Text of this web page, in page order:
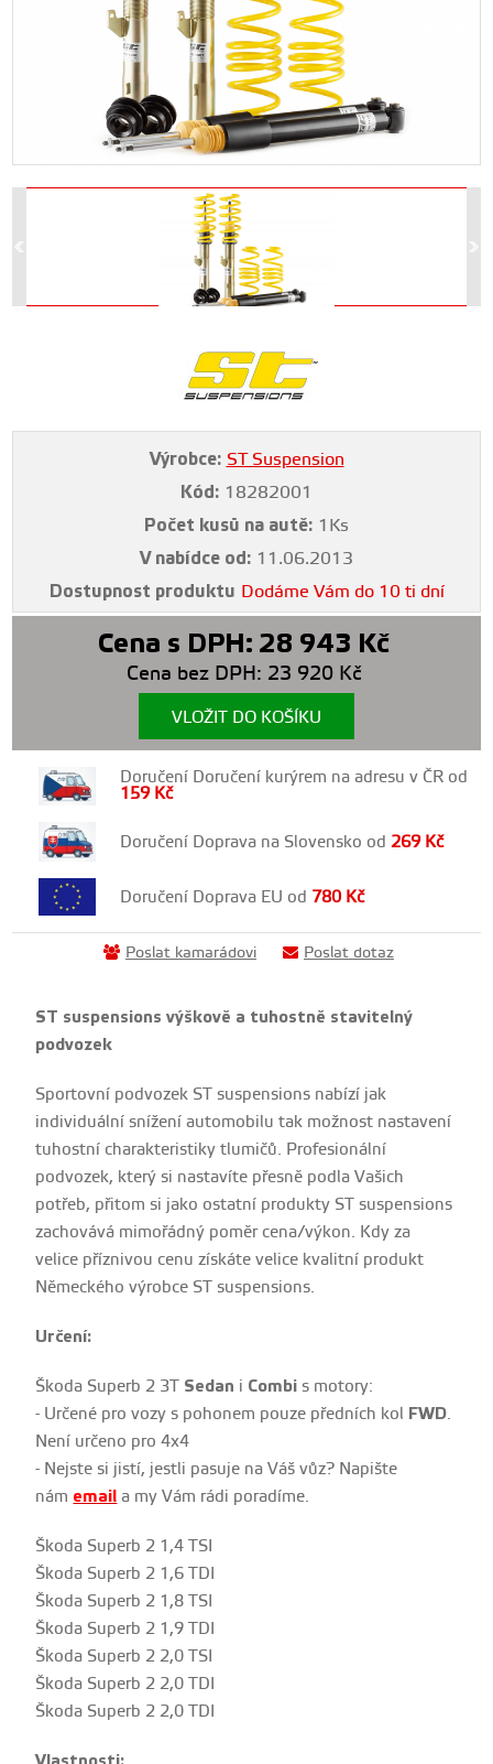
Výrobce: ST Suspension
Kód: 18282001
Počet kusů na autě: 1Ks
V nabídce od: 11.06.2013
Dostupnost produktu Dodáme Vám do 10 ti dní
Cena s DPH: 28 943 Kč
Cena bez DPH: 23 920 Kč
VLOŽIT DO KOŠÍKU
Doručení Doručení kurýrem na adresu v ČR od
159 Kč
Doručení Doprava na Slovensko od269 Kč
Doručení Doprava EU od 780 Kč
Poslat kamarádovi Poslat dotaz
ST suspensions výškově a tuhostně stavitelný
podvozek
Sportovní podvozek ST suspensions nabízí jak
individuální snížení automobilu tak možnost nastavení
tuhostní charakteristiky tlumičů. Profesionální
podvozek, který si nastavíte přesně podla Vašich
potřeb, přitom si jako ostatní produkty ST suspensions
zachovává mimořádný poměr cena/výkon. Kdy za
velice příznivou cenu získáte velice kvalitní produkt
Německého výrobce ST suspensions.
Určení:
Škoda Superb 2 3T Sedan i Combi s motory:
- Určené pro vozy s pohonem pouze předních kol FWD.
Není určeno pro 4x4
- Nejste si jistí, jestli pasuje na Váš vůz? Napište
nám email a my Vám rádi poradíme.
Škoda Superb 2 1,4 TSI
Škoda Superb 2 1,6 TDI
Škoda Superb 2 1,8 TSI
Škoda Superb 2 1,9 TDI
Škoda Superb 2 2,0 TSI
Škoda Superb 2 2,0 TDI
Škoda Superb 2 2,0 TDI